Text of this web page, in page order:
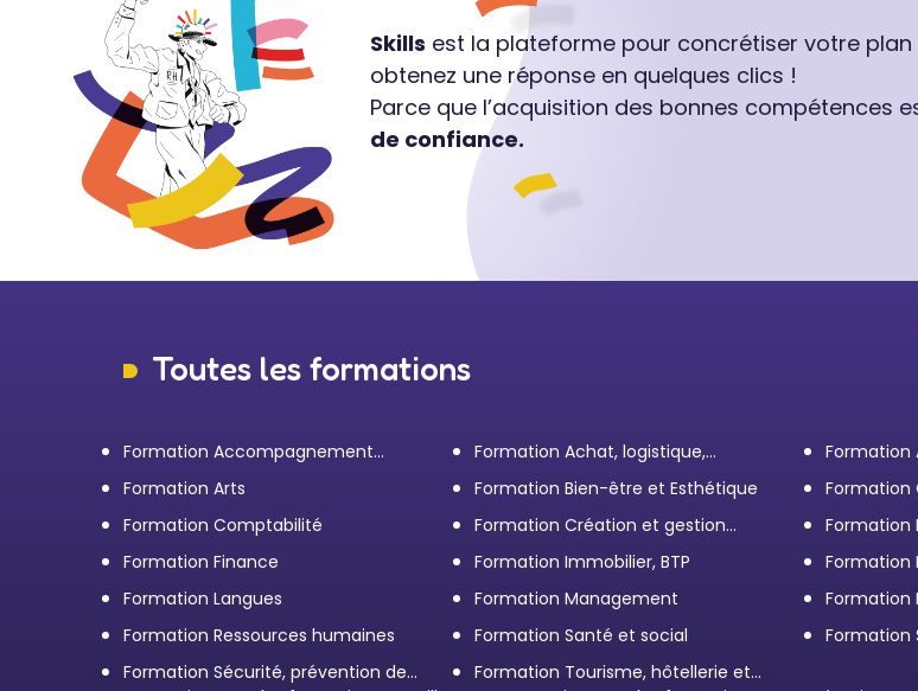
Skills est la plateforme pour concrétiser votre
obtenez une réponse en quelques clics !
Parce que l’acquisition des bonnes compétences
de confiance.
Toutes les formations
Formation Accompagnement
personnel et Bilan de
compétences
Formation Achat, logistique,
transport
Formation
Formation Arts
Formation Bien-être et Esthétique
Formation
client
Formation Comptabilité
Formation Création et gestion
d'entreprise
Formation
Élus
Formation Finance Formation Immobilier, BTP Formation
Formation Langues
Formation Management
Formation
Formation Ressources humaines Formation Santé et social Formation
Formation Sécurité, prévention des
Formation Tourisme, hôtellerie et